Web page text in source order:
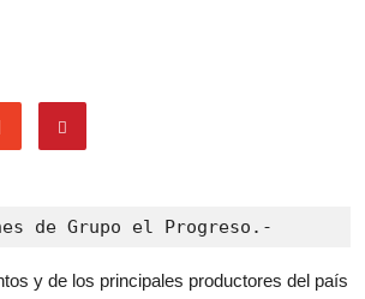
de Grupo el Progreso.-
y de los principales productores del país